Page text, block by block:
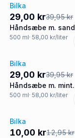
-27%
Bilka
29,00 kr39,95 kr
Håndsæbe m.
og aloe vera
500 ml· 58,00 kr/liter
-27%
Bilka
29,00 kr39,95 kr
Håndsæbe m. mint
lavendel og aloe
500 ml· 58,00 kr/liter
-23%
Bilka
10,00 kr12,95 kr